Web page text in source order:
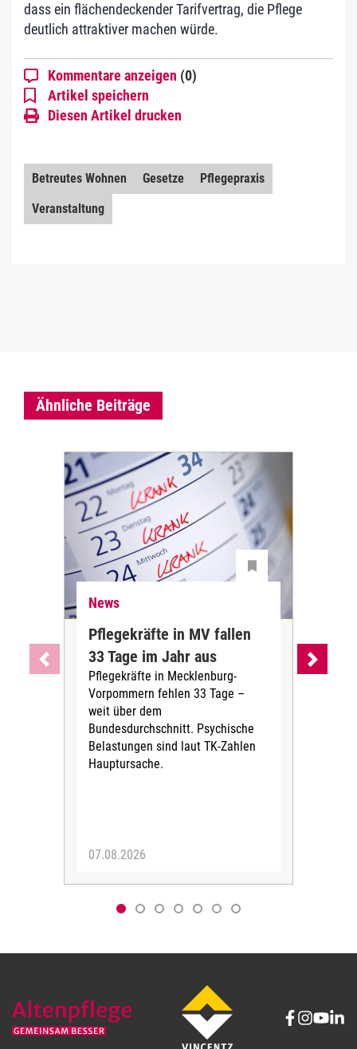
dass ein flächendeckender Tarifvertrag, die Pflege
deutlich attraktiver machen würde.
Kommentare anzeigen (0)
Artikel speichern
Diesen Artikel drucken
Betreutes Wohnen Gesetze
Pflegepraxis
Veranstaltung
Ähnliche Beiträge
News
Pflegekräfte in MV fallen
33 Tage im Jahr aus
Pflegekräfte in Mecklenburg-
Vorpommern fehlen 33 Tage –
weit über dem
Bundesdurchschnitt. Psychische
Belastungen sind laut TK-Zahlen
Hauptursache.
07.08.2026